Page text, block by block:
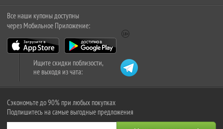
Все наши купоны доступны
через Мобильное Приложение:
Ищите скидки поблизости,
не выходя из чата:
Сэкономьте до 90% при любых покупках
Подпишитесь на самые выгодные предложения